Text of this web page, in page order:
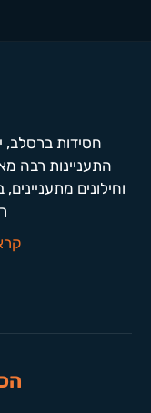
חסידות ברסלב,
התעניינות רבה
וחילונים